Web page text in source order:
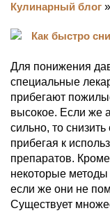
Кулинарный блог »
Для понижения
специальные
прибегают
высокое. Если же
сильно, то
прибегая к
препаратов.
некоторые
если же они не
Существует